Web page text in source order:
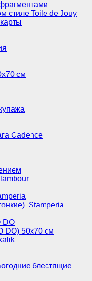
стиле Toile de Jouy
см
Cadence
Stamperia,
DO
DO) 50х70 см
блестящие